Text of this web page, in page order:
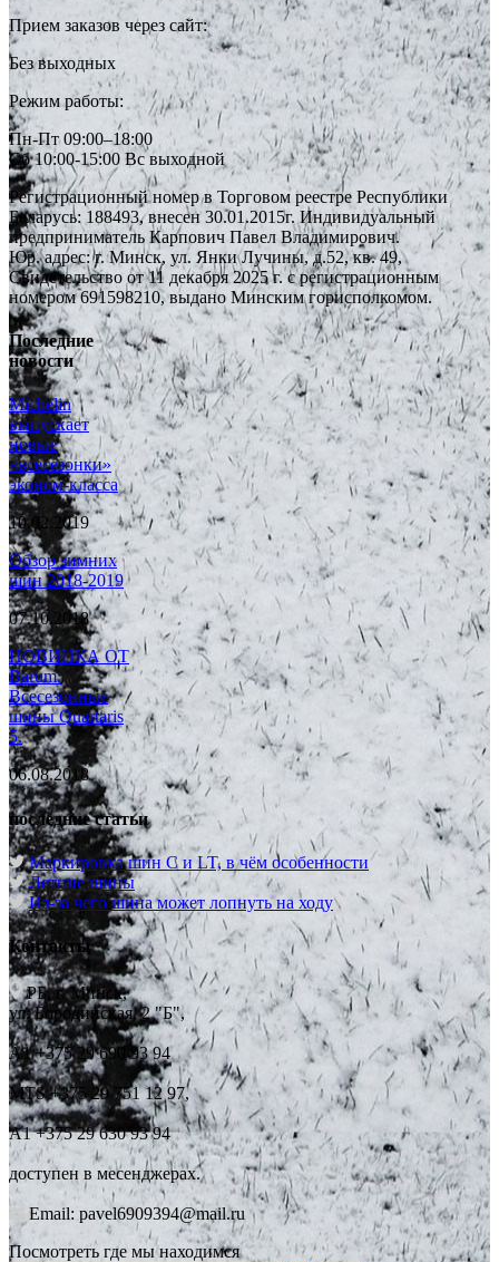
Прием заказов через сайт:
Без выходных
Режим работы:
Пн-Пт 09:00–18:00
Сб 10:00-15:00 Вс выходной
Регистрационный номер в Торговом реестре Республики
Беларусь: 188493, внесен 30.01.2015г. Индивидуальный
предприниматель Карпович Павел Владимирович.
Юр. адрес: г. Минск, ул. Янки Лучины, д.52, кв. 49,
Свидетельство от 11 декабря 2025 г. с регистрационным
номером 691598210, выдано Минским горисполкомом.
Последние
новости
Michelin
выпускает
новые
«всесезонки»
эконом-класса
10.02.2019
Обзор зимних
шин 2018-2019
07.10.2018
НОВИНКА ОТ
Barum.
Всесезонные
шины Quartaris
5.
06.08.2018
последние статьи
Маркировка шин C и LT, в чём особенности
Летние шины
Из-за чего шина может лопнуть на ходу
Контакты
РБ, г. Минск,
ул. Бородинская, 2 "Б",
А1 +375 29 690 93 94
MTS +375 29 751 12 97,
А1 +375 29 630 93 94
доступен в месенджерах.
Email: pavel6909394@mail.ru
Посмотреть где мы находимся